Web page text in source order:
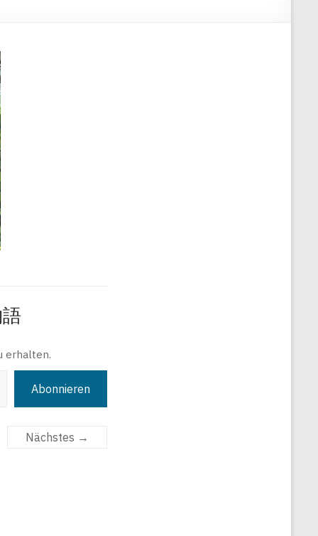
erhalten.
Abonnieren
Nächstes →